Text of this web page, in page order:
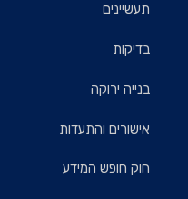
תעשיינים
בדיקות
בנייה ירוקה
אישורים והתעדות
חוק חופש המידע